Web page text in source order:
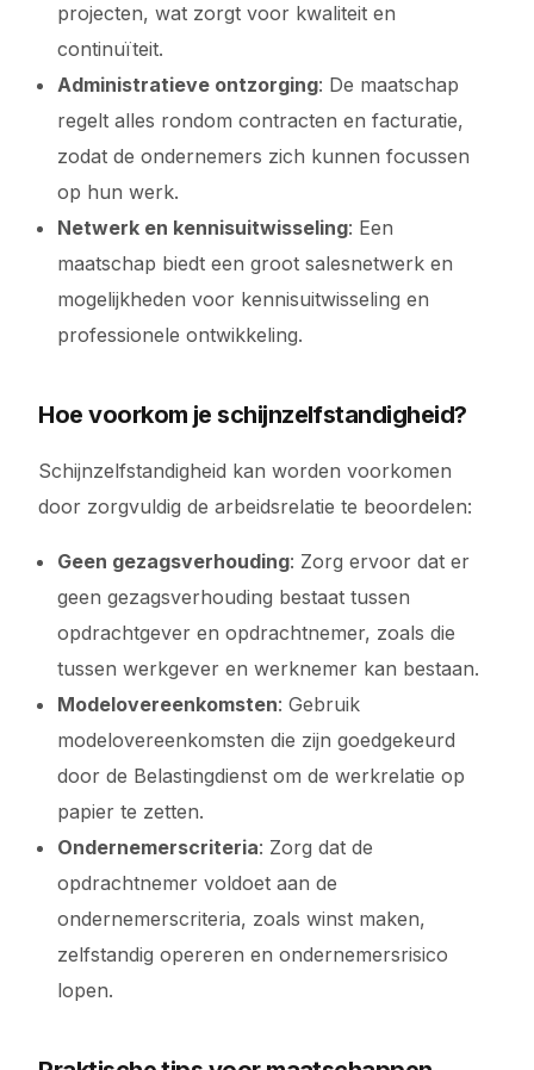
projecten, wat zorgt voor kwaliteit en
continuïteit.
Administratieve ontzorging: De maatschap
regelt alles rondom contracten en facturatie,
zodat de ondernemers zich kunnen focussen
op hun werk.
Netwerk en kennisuitwisseling: Een
maatschap biedt een groot salesnetwerk en
mogelijkheden voor kennisuitwisseling en
professionele ontwikkeling.
Hoe voorkom je schijnzelfstandigheid?
Schijnzelfstandigheid kan worden voorkomen
door zorgvuldig de arbeidsrelatie te beoordelen:
Geen gezagsverhouding: Zorg ervoor dat er
geen gezagsverhouding bestaat tussen
opdrachtgever en opdrachtnemer, zoals die
tussen werkgever en werknemer kan bestaan.
Modelovereenkomsten: Gebruik
modelovereenkomsten die zijn goedgekeurd
door de Belastingdienst om de werkrelatie op
papier te zetten.
Ondernemerscriteria: Zorg dat de
opdrachtnemer voldoet aan de
ondernemerscriteria, zoals winst maken,
zelfstandig opereren en ondernemersrisico
lopen.